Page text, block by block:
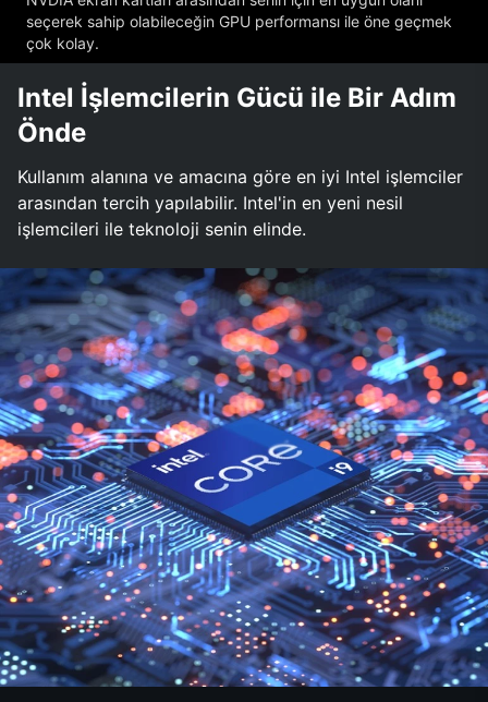
seçerek sahip olabileceğin GPU performansı ile öne geçmek
çok kolay.
Intel İşlemcilerin Gücü ile Bir Adım
Önde
Kullanım alanına ve amacına göre en iyi Intel işlemciler
arasından tercih yapılabilir. Intel'in en yeni nesil
işlemcileri ile teknoloji senin elinde.